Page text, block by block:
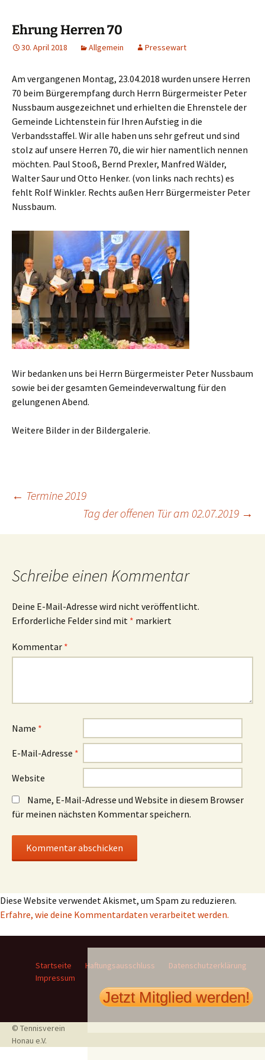
Ehrung Herren 70
30. April 2018 Allgemein Pressewart
Am vergangenen Montag, 23.04.2018 wurden unsere Herren
70 beim Bürgerempfang durch Herrn Bürgermeister Peter
Nussbaum ausgezeichnet und erhielten die Ehrenstele der
Gemeinde Lichtenstein für Ihren Aufstieg in die
Verbandsstaffel. Wir alle haben uns sehr gefreut und sind
stolz auf unsere Herren 70, die wir hier namentlich nennen
möchten. Paul Stooß, Bernd Prexler, Manfred Wälder,
Walter Saur und Otto Henker. (von links nach rechts) es
fehlt Rolf Winkler. Rechts außen Herr Bürgermeister Peter
Nussbaum.
Wir bedanken uns bei Herrn Bürgermeister Peter Nussbaum
sowie bei der gesamten Gemeindeverwaltung für den
gelungenen Abend.
Weitere Bilder in der Bildergalerie.
Beitragsnavigation
← Termine 2019
Tag der offenen Tür am 02.07.2019 →
Schreibe einen Kommentar
Deine E-Mail-Adresse wird nicht veröffentlicht.
Erforderliche Felder sind mit * markiert
Kommentar *
Name *
E-Mail-Adresse *
Website
Name, E-Mail-Adresse und Website in diesem Browser
für meinen nächsten Kommentar speichern.
Diese Website verwendet Akismet, um Spam zu reduzieren.
Erfahre, wie deine Kommentardaten verarbeitet werden.
Jetzt Mitglied werden!
Startseite Haftungsausschluss
Datenschutzerklärung
Impressum
© Tennisverein
Honau e.V.